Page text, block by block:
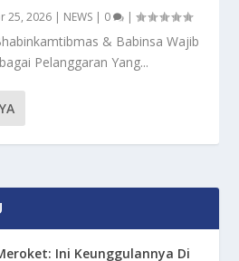
25, 2026 | NEWS | 0 |
& Babinsa Wajib
Pelanggaran Yang...
Ini Keunggulannya Di